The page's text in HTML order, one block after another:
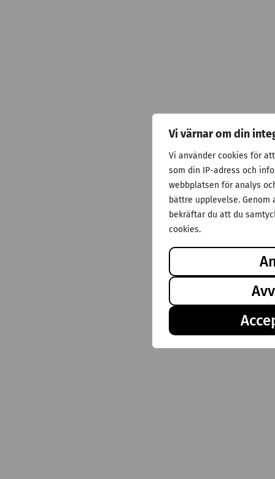
Vi värnar om din
Vi använder cookies för
som din IP-adress och
webbplatsen för analys
bättre upplevelse.
bekräftar du att du
cookies.